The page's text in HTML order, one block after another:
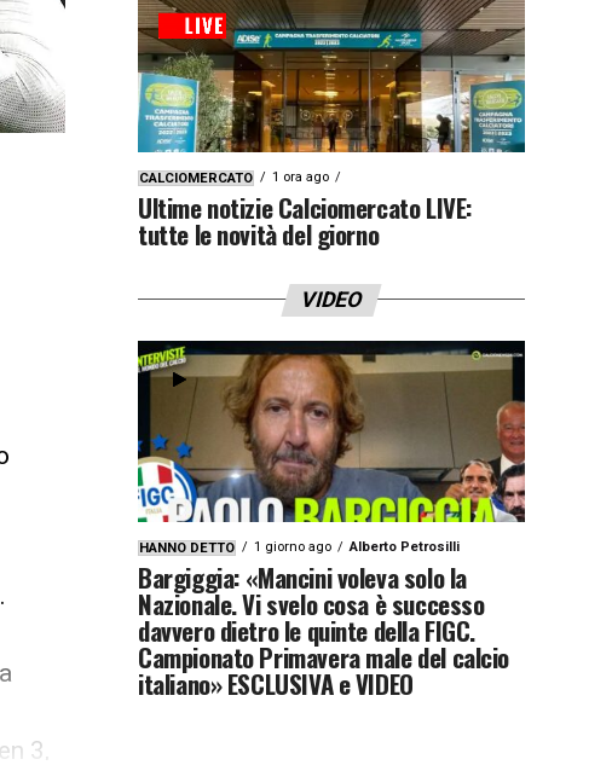
3,
CALCIOMERCATO 1 ora ago
Ultime notizie Calciomercato LIVE:
tutte le novità del giorno
VIDEO
HANNO DETTO 1 giorno ago Alberto Petrosilli
Bargiggia: «Mancini voleva solo la
Nazionale. Vi svelo cosa è successo
davvero dietro le quinte della FIGC.
Campionato Primavera male del calcio
italiano» ESCLUSIVA e VIDEO